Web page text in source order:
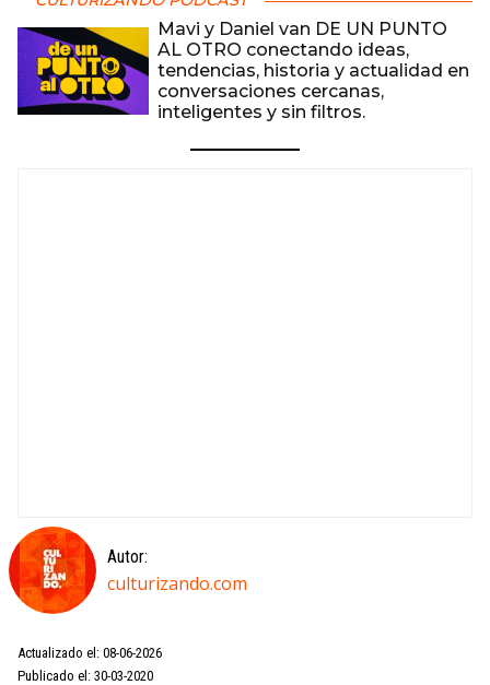
Mavi y Daniel van DE UN PUNTO
AL OTRO conectando ideas,
tendencias, historia y actualidad en
conversaciones cercanas,
inteligentes y sin filtros.
Autor:
culturizando.com
Actualizado el: 08-06-2026
Publicado el: 30-03-2020